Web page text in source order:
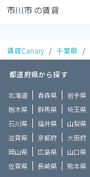
市川市 の賃貸
賃貸Canary / 千葉県 /
都道府県から探す
北海道 青森県 岩手県
栃木県
群馬県 埼玉県
石川県
福井県 山梨県
滋賀県
京都府 大阪府
岡山県
広島県 山口県
佐賀県
長崎県 熊本県